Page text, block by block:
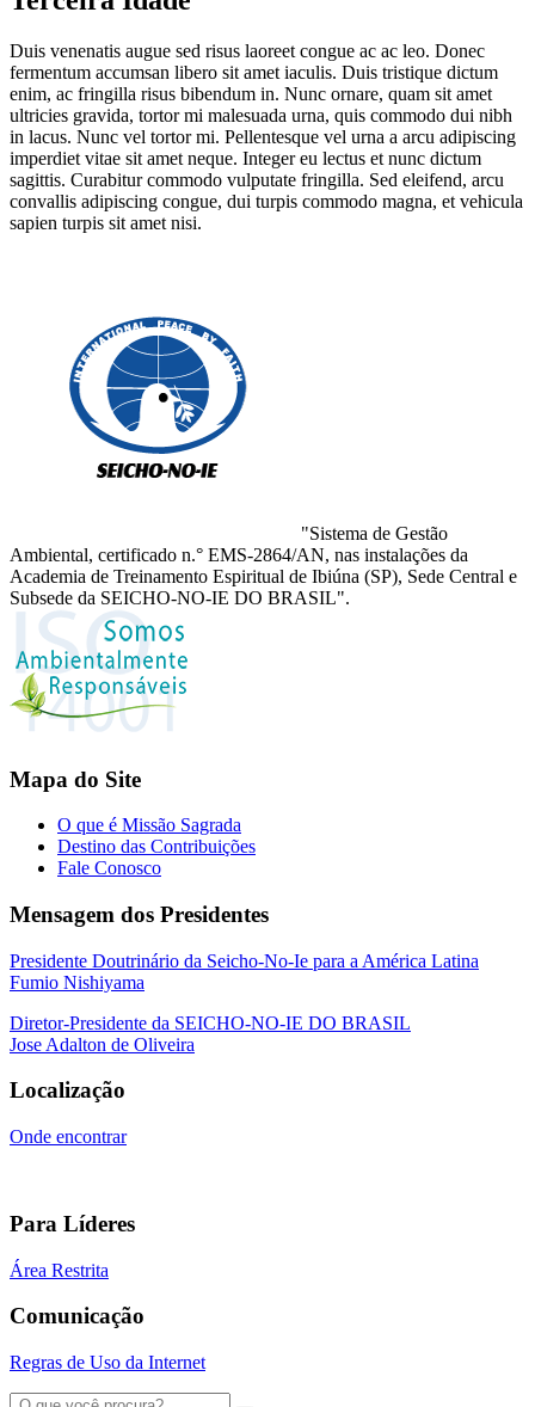
Duis venenatis augue sed risus laoreet congue ac ac leo. Donec
fermentum accumsan libero sit amet iaculis. Duis tristique dictum
enim, ac fringilla risus bibendum in. Nunc ornare, quam sit amet
ultricies gravida, tortor mi malesuada urna, quis commodo dui nibh
in lacus. Nunc vel tortor mi. Pellentesque vel urna a arcu adipiscing
imperdiet vitae sit amet neque. Integer eu lectus et nunc dictum
sagittis. Curabitur commodo vulputate fringilla. Sed eleifend, arcu
convallis adipiscing congue, dui turpis commodo magna, et vehicula
sapien turpis sit amet nisi.
"Sistema de Gestão
Ambiental, certificado n.° EMS-2864/AN, nas instalações da
Academia de Treinamento Espiritual de Ibiúna (SP), Sede Central e
Subsede da SEICHO-NO-IE DO BRASIL".
Mapa do Site
O que é Missão Sagrada
Destino das Contribuições
Fale Conosco
Mensagem dos Presidentes
Presidente Doutrinário da Seicho-No-Ie para a América Latina
Fumio Nishiyama
Diretor-Presidente da SEICHO-NO-IE DO BRASIL
Jose Adalton de Oliveira
Localização
Onde encontrar
Para Líderes
Área Restrita
Comunicação
Regras de Uso da Internet